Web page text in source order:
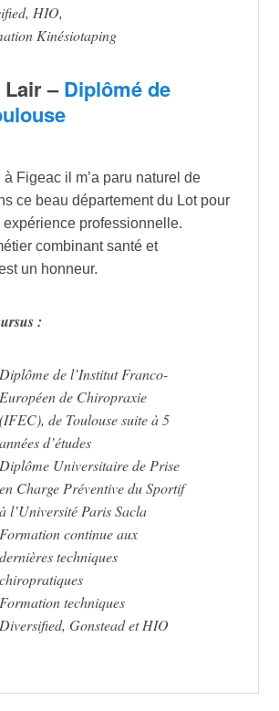
HIO,
Kinésiotaping
Lair –Diplômé de
Figeac il m’a paru naturel de
ce beau département du Lot pour
expérience professionnelle.
combinant santé et
un honneur.
:
Diplôme de l’Institut Franco-
Européen de Chiropraxie
(IFEC), de Toulouse suite à 5
années d’études
Diplôme Universitaire de Prise
en Charge Préventive du Sportif
à l’Université Paris Sacla
Formation continue aux
dernières techniques
chiropratiques
Formation techniques
Diversified, Gonstead et HIO